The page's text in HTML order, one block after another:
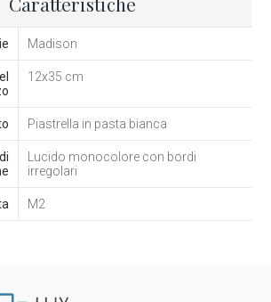
Madison
12x35 cm
Piastrella in pasta bianca
Lucido monocolore con bordi
irregolari
M2